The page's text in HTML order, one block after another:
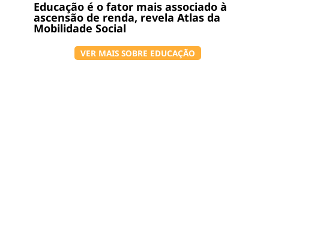
Educação é o fator mais associado à
ascensão de renda, revela Atlas da
Mobilidade Social
VER MAIS SOBRE EDUCAÇÃO